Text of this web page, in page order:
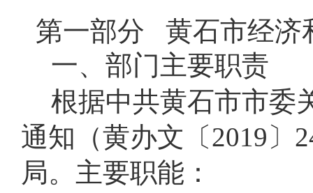
第一部分
黄石市经济
一、部门主要职责
根据中共黄石市市委
通知（黄办文〔2019〕
局。主要职能：